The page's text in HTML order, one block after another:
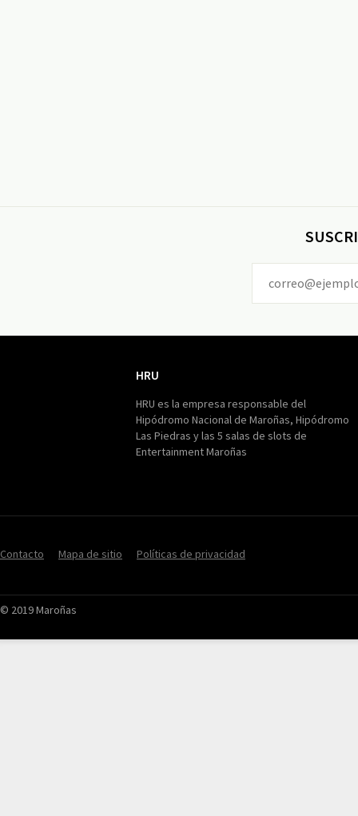
HRU
HRU es la empresa responsable del
Hipódromo Nacional de Maroñas, Hipódromo
Las Piedras y las 5 salas de slots de
Entertainment Maroñas
Contacto Mapa de sitio Políticas de privacidad
© 2019 Maroñas